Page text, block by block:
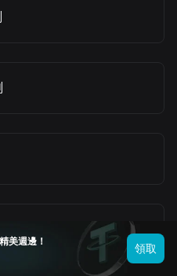
美週邊！
領取